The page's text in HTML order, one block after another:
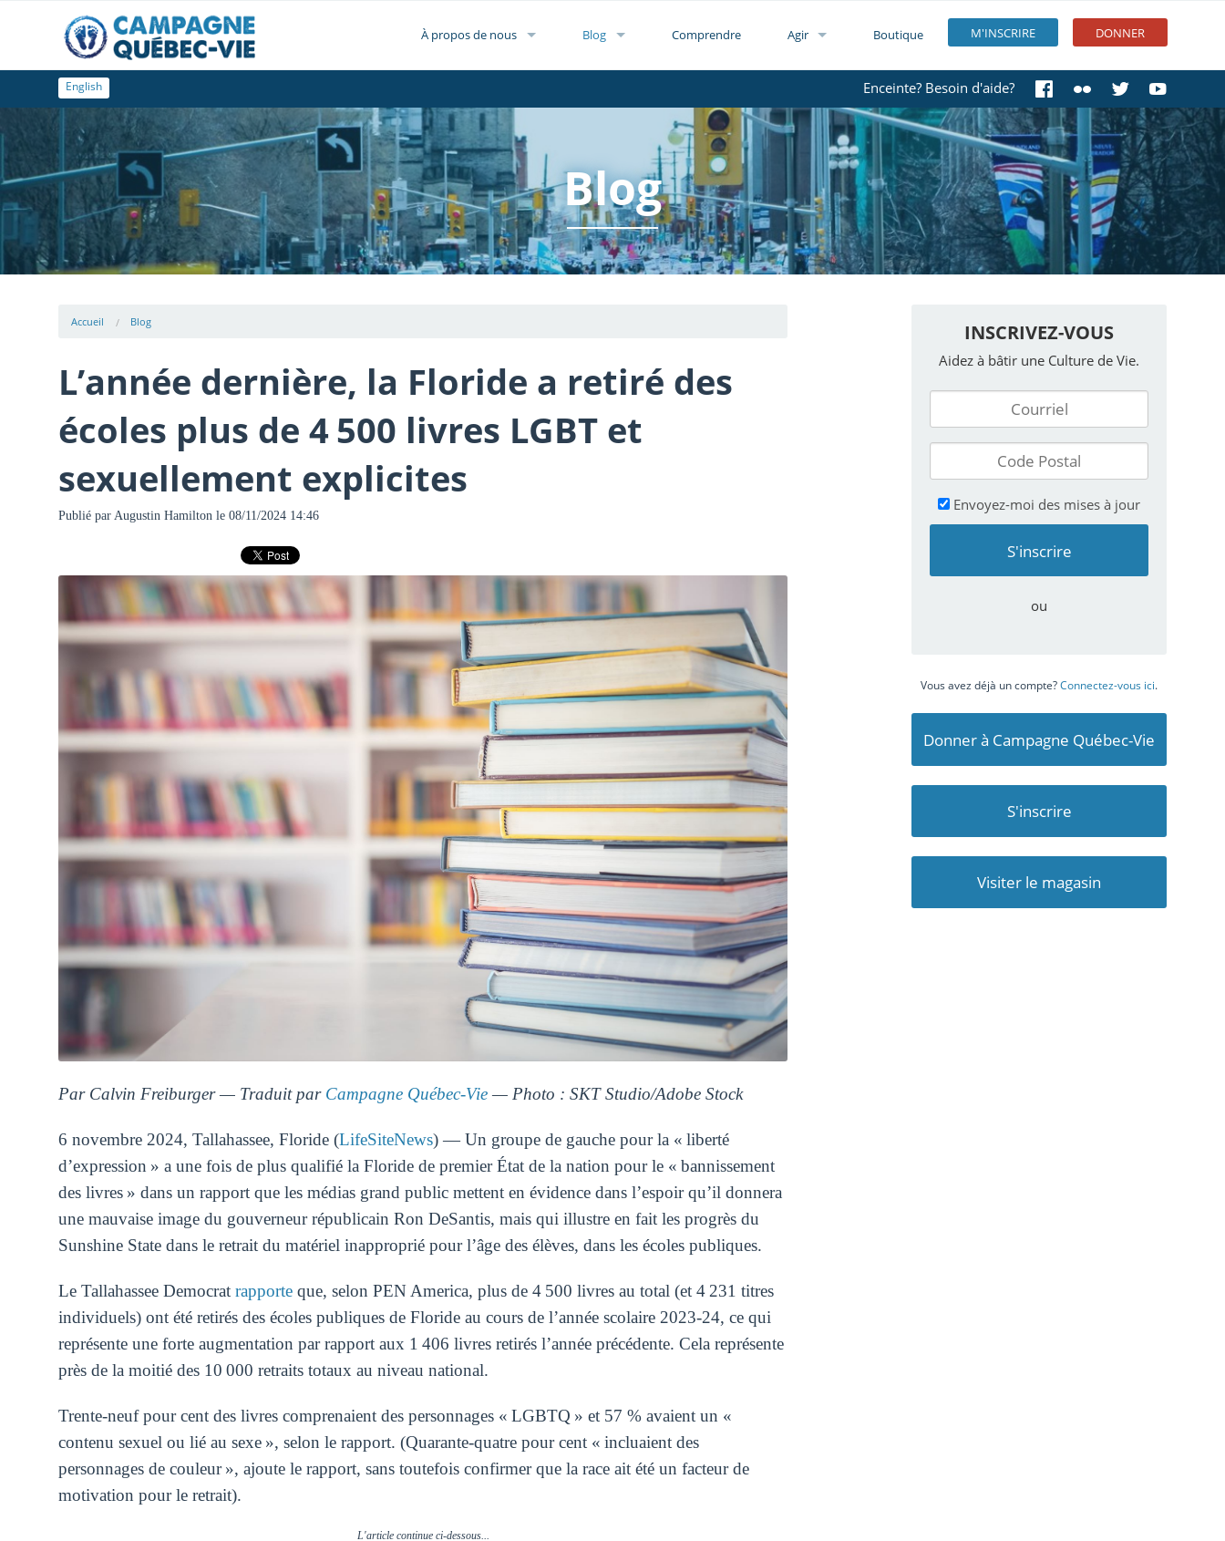
M'INSCRIRE DONNER
À propos de nous Blog Comprendre Agir Boutique
Enceinte? Besoin d'aide?
English
Blog
Accueil Blog
L’année dernière, la Floride a retiré des
écoles plus de 4 500 livres LGBT et
sexuellement explicites
Publié par Augustin Hamiltonle 08/11/2024 14:46
Par Calvin Freiburger — Traduit par Campagne Québec-Vie— Photo : SKT Studio/Adobe Stock
6 novembre 2024, Tallahassee, Floride (LifeSiteNews) — Un groupe de gauche pour la « liberté
d’expression » a une fois de plus qualifié la Floride de premier État de la nation pour le « bannissement
des livres » dans un rapport que les médias grand public mettent en évidence dans l’espoir qu’il donnera
une mauvaise image du gouverneur républicain Ron DeSantis, mais qui illustre en fait les progrès du
Sunshine State dans le retrait du matériel inapproprié pour l’âge des élèves, dans les écoles publiques.
Le Tallahassee Democrat rapporteque, selon PEN America, plus de 4 500 livres au total (et 4 231 titres
individuels) ont été retirés des écoles publiques de Floride au cours de l’année scolaire 2023-24, ce qui
représente une forte augmentation par rapport aux 1 406 livres retirés l’année précédente. Cela représente
près de la moitié des 10 000 retraits totaux au niveau national.
Trente-neuf pour cent des livres comprenaient des personnages « LGBTQ » et 57 % avaient un «
contenu sexuel ou lié au sexe », selon le rapport. (Quarante-quatre pour cent « incluaient des
personnages de couleur », ajoute le rapport, sans toutefois confirmer que la race ait été un facteur de
motivation pour le retrait).
L'article continue ci-dessous...
INSCRIVEZ-VOUS
Aidez à bâtir une Culture de Vie.
Envoyez-moi des mises à jour
ou
Vous avez déjà un compte?Connectez-vous ici.
Donner à Campagne Québec-Vie
S'inscrire
Visiter le magasin